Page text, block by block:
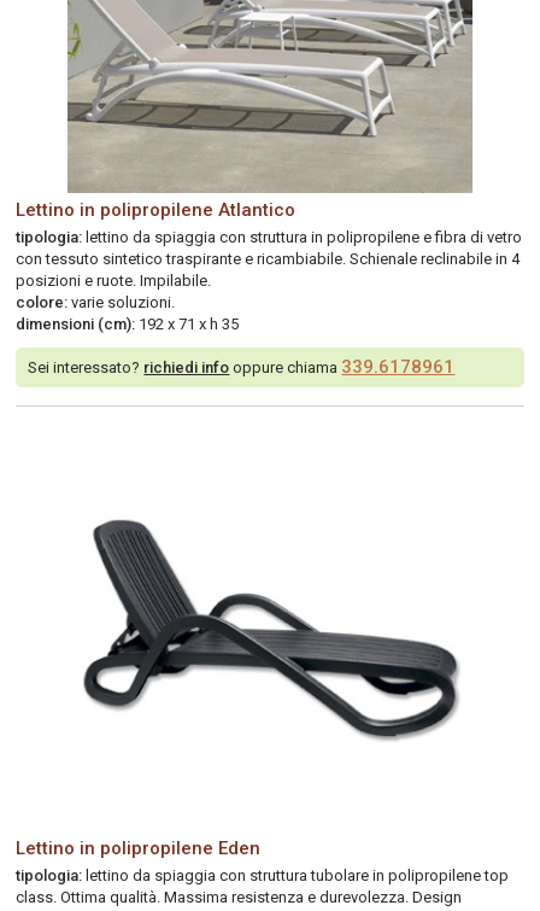
Lettino in polipropilene Atlantico
tipologia: lettino da spiaggia con struttura in polipropilene e fibra di vetro
con tessuto sintetico traspirante e ricambiabile. Schienale reclinabile in 4
posizioni e ruote. Impilabile.
colore: varie soluzioni.
dimensioni (cm): 192 x 71 x h 35
Sei interessato? richiedi info oppure chiama 339.6178961
Lettino in polipropilene Eden
tipologia: lettino da spiaggia con struttura tubolare in polipropilene top
class. Ottima qualità. Massima resistenza e durevolezza. Design